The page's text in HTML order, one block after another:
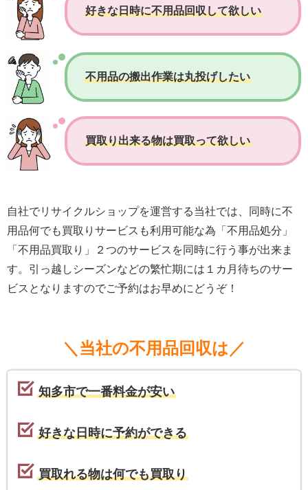
好きな日時に不用品回収して欲しい
不用品の搬出作業は丸投げしたい
買取り出来る物は買取って欲しい
自社でリサイクルショップを運営する当社では、同時に不
用品何でも買取りサービスも利用可能な為「不用品処分」
「不用品買取り」２つのサービスを同時に行う事が出来ま
す。引っ越しシーズンなどの繁忙期には１カ月待ちのサー
ビスとなりますのでご予約はお早めにどうぞ！
＼当社の不用品回収は／
知多市で一番料金が安い
好きな日時に予約ができる
買取れる物は何でも買取り